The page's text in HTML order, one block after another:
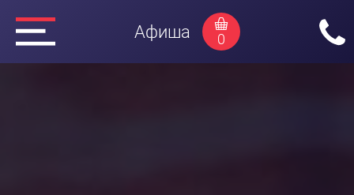
Афиша 0